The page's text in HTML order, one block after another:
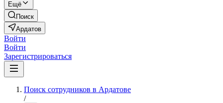
Ещё
Поиск
Ардатов
Войти
Войти
Зарегистрироваться
Поиск сотрудников в Ардатове
/